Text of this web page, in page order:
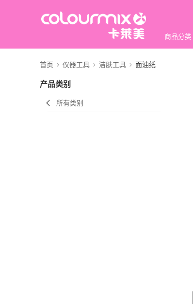
商品分类
首页 仪器工具 洁肤工具 面油纸
产品类别
所有类别